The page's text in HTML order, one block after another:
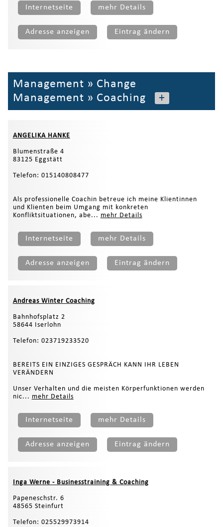
Internetseite mehr Details
Adresse anzeigen Eintrag ändern
Management » Change
Management » Coaching +
ANGELIKA HANKE
Blumenstraße 4
83125 Eggstätt
Telefon: 015140808477
Als professionelle Coachin betreue ich meine Klientinnen
und Klienten beim Umgang mit konkreten
Konfliktsituationen, abe... mehr Details
Internetseite mehr Details
Adresse anzeigen Eintrag ändern
Andreas Winter Coaching
Bahnhofsplatz 2
58644 Iserlohn
Telefon: 023719233520
BEREITS EIN EINZIGES GESPRÄCH KANN IHR LEBEN
VERÄNDERN
Unser Verhalten und die meisten Körperfunktionen werden
nic... mehr Details
Internetseite mehr Details
Adresse anzeigen Eintrag ändern
Inga Werne - Businesstraining & Coaching
Papeneschstr. 6
48565 Steinfurt
Telefon: 025529973914